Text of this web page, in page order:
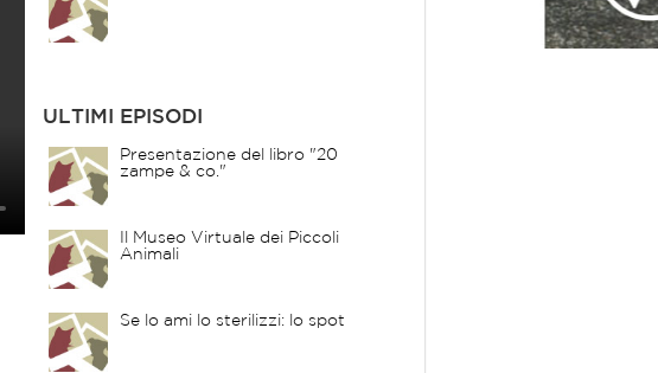
ULTIMI EPISODI
Presentazione del libro "20
zampe & co."
Il Museo Virtuale dei Piccoli
Animali
Se lo ami lo sterilizzi: lo spot